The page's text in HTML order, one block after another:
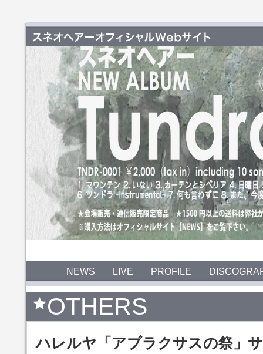
NEWS LIVE PROFILE
OTHERS
ハレルヤ「アブラクサスの祭」